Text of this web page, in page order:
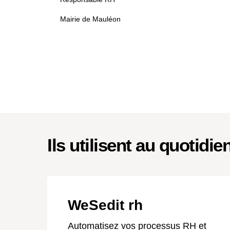
Mairie de Mauléon
Ils utilisent au
WeSedit rh
Automatisez vos processus RH et